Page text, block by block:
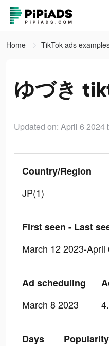
Home TikTok ads
ゆづき
Updated on: April 6 2024
Country/Region
JP(1)
First seen - Last
March 12 2023-April
Ad scheduling
March 8 2023
Days
Popularity